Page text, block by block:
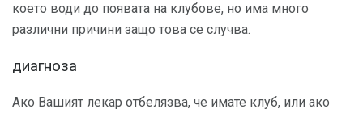
което води до появата на клубове, но има много
различни причини защо това се случва.
диагноза
Ако Вашият лекар отбелязва, че имате клуб, или ако